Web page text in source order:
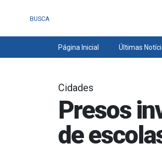
BUSCA
Página Inicial Últimas
Cidades
Presos
de